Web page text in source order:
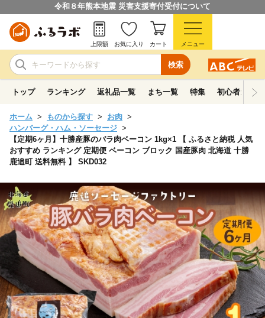
令和８年熊本地震 災害支援寄付受付について
検索
上限額 お気に入り カート メニュー
トップ ランキング 返礼品一覧 まち一覧 特集 初心者ガイド
ホーム ものから探す
お肉
ハンバーグ・ハム・ソーセージ
【定期6ヶ月】十勝産豚のバラ肉ベーコン 1kg×1 【 ふるさと納税 人気
おすすめ ランキング 定期便 ベーコン ブロック 国産豚肉 北海道 十勝
鹿追町 送料無料 】 SKD032